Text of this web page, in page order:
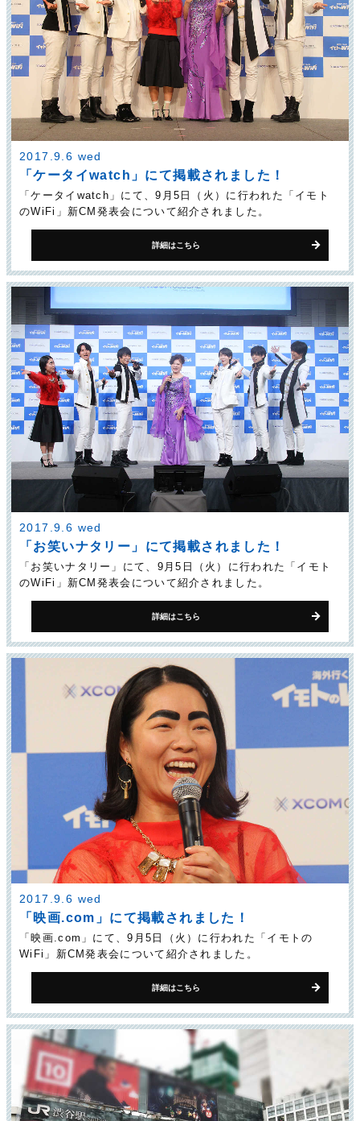
2017.9.6 wed
「ケータイwatch」にて掲載されました！
「ケータイwatch」にて、9月5日（火）に行われた「イモト
のWiFi」新CM発表会について紹介されました。
詳細はこちら
2017.9.6 wed
「お笑いナタリー」にて掲載されました！
「お笑いナタリー」にて、9月5日（火）に行われた「イモト
のWiFi」新CM発表会について紹介されました。
詳細はこちら
2017.9.6 wed
「映画.com」にて掲載されました！
「映画.com」にて、9月5日（火）に行われた「イモトの
WiFi」新CM発表会について紹介されました。
詳細はこちら